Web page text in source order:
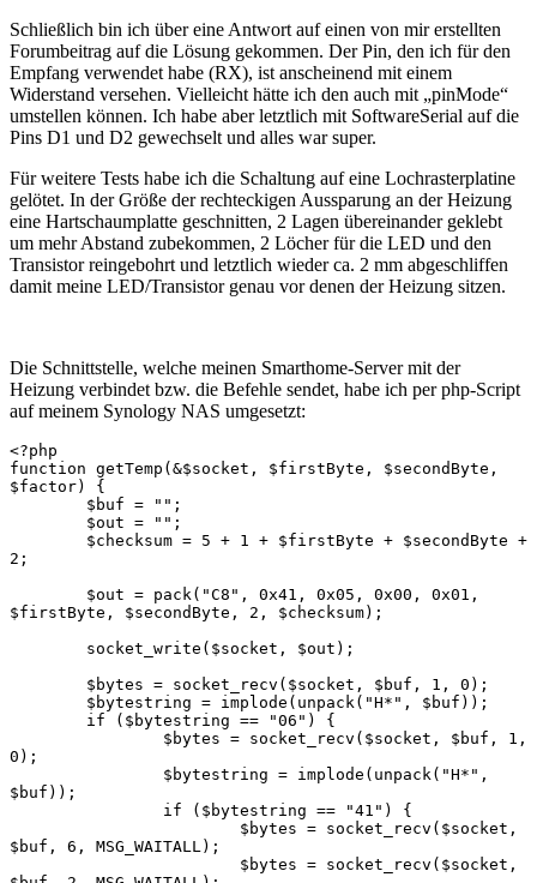
Schließlich bin ich über eine Antwort auf einen von mir erstellten
Forumbeitrag auf die Lösung gekommen. Der Pin, den ich für den
Empfang verwendet habe (RX), ist anscheinend mit einem
Widerstand versehen. Vielleicht hätte ich den auch mit „pinMode“
umstellen können. Ich habe aber letztlich mit SoftwareSerial auf die
Pins D1 und D2 gewechselt und alles war super.
Für weitere Tests habe ich die Schaltung auf eine Lochrasterplatine
gelötet. In der Größe der rechteckigen Aussparung an der Heizung
eine Hartschaumplatte geschnitten, 2 Lagen übereinander geklebt
um mehr Abstand zubekommen, 2 Löcher für die LED und den
Transistor reingebohrt und letztlich wieder ca. 2 mm abgeschliffen
damit meine LED/Transistor genau vor denen der Heizung sitzen.
Die Schnittstelle, welche meinen Smarthome-Server mit der
Heizung verbindet bzw. die Befehle sendet, habe ich per php-Script
auf meinem Synology NAS umgesetzt:
<?php
function getTemp(&$socket, $firstByte, $secondByte, $factor) {
	$buf = "";
	$out = "";
	$checksum = 5 + 1 + $firstByte + $secondByte + 2;

	$out = pack("C8", 0x41, 0x05, 0x00, 0x01, $firstByte, $secondByte, 2, $checksum);
		
	socket_write($socket, $out);
	
	$bytes = socket_recv($socket, $buf, 1, 0);
	$bytestring = implode(unpack("H*", $buf));
	if ($bytestring == "06") {
		$bytes = socket_recv($socket, $buf, 1, 0);
		$bytestring = implode(unpack("H*", $buf));
		if ($bytestring == "41") {
			$bytes = socket_recv($socket, $buf, 6, MSG_WAITALL);
			$bytes = socket_recv($socket, $buf, 2, MSG_WAITALL);
			$bytestring = implode(unpack("s*", $buf));
	
			socket_recv($socket, $buf, 1, 0);

			if ($factor !== 0) {
				return $bytestring/$factor;
			} else {
				return $bytestring;
			}

		} else {
			echo "Fehler keine Daten";
			return null;
		}
	} else {
		echo "Fehler Adresse ungültig, Antwort: ".$bytestring;
		return null;
	}

	resetConnection($socket);
	$buf ="";
}

function getValue(&$socket, $firstByte, $secondByte, $responseBytes, $factor) {
	$buf = "";
	$out = "";
	$checksum = 5 + 1 + $firstByte + $secondByte + $responseBytes;

	$out = pack("C8", 0x41, 0x05, 0x00, 0x01, $firstByte, $secondByte, $responseBytes, $checksum);
	
	socket_write($socket, $out);
	
	$bytes = socket_recv($socket, $buf, 1, 0);
	$bytestring = implode(unpack("H*", $buf));
	if ($bytestring == "06") {
		$bytes = socket_recv($socket, $buf, 1, 0);
		$bytestring = implode(unpack("H*", $buf));
		if ($bytestring == "41") {
			$bytes = socket_recv($socket, $buf, 6, MSG_WAITALL);
			$bytes = socket_recv($socket, $buf, $responseBytes, MSG_WAITALL);
			$bytestring = implode(unpack("v*", $buf));
			if ($responseBytes == 1) {
				$bytestring = implode(unpack("C", $buf));
			} else {
				$bytestring = implode(unpack("v*", $buf)); //experimentell
			}
	
			socket_recv($socket, $buf, 1, 0);

			if ($factor !== 0) {
				return $bytestring/$factor;
			} else {
				return $bytestring;
			}
			
		} else {
			echo "Fehler keine Daten";

			return null;
		}
	} else {
		echo "Fehler Adresse ungültig, Antwort: ".$bytestring;

		return null;
	}
	$buf ="";
}

function getString(&$socket, $firstByte, $secondByte, $responseBytes) {
	$buf = "";
	$out = "";
	$checksum = 5 + 1 + $firstByte + $secondByte + $responseBytes;

	$out = pack("C8", 0x41, 0x05, 0x00, 0x01, $firstByte, $secondByte, $responseBytes, $checksum);

	socket_write($socket, $out);
	
	$bytes = socket_recv($socket, $buf, 1, 0);
	$bytestring = implode(unpack("H*", $buf));
	if ($bytestring == "06") {
		$bytes = socket_recv($socket, $buf, 1, 0);
		$bytestring = implode(unpack("H*", $buf));
		if ($bytestring == "41") {
			$bytes = socket_recv($socket, $buf, 6, MSG_WAITALL);
			$bytes = socket_recv($socket, $buf, $responseBytes, MSG_WAITALL);

			$result = implode(unpack("H*", $buf));
			socket_recv($socket, $buf, 1, 0);

			return $result;
		} else {
			echo "Fehler: keine Daten, Antwort: ".$bytestring;
			return null;
		}
	} else {
		echo "Fehler: Adresse ungültig, Antwort: ".$bytestring;
		return null;
	}

	$buf ="";
}


function resetConnection(&$socket) {
	$out = pack("C", 0x04);
	socket_write($socket, $out);
	socket_recv($socket, $buf, 1, 0);
}

function initConnection(&$socket) {
	resetConnection($socket);
	$buf = "";
	$bytes = socket_recv($socket, $buf, 1, 0);
	$bytestring = implode(unpack("H*", $buf));
	
	if ($bytestring == "05") {
		$out = pack("C3", 0x16, 0x00, 0x00);
		socket_write($socket, $out);
		$bytes = socket_recv($socket, $buf, 1, 0);
		$bytestring = implode(unpack("H*", $buf));
		if ($bytestring == "06") {
			
		return true;
		}
	} else {
		echo "Fehler: Schnittstelle nicht bereit, Antwort: ".$bytestring;
		resetConnection($socket);
		return null;
	}
}

function getAußenTemp(&$socket) {
	return getTemp($socket, 0x08, 0x00, 10);
}
function getBetriebsstunden(&$socket) {
	return getValue($socket, 0x65, 0x68, 4, 3600);
}
function getAbgasTemp(&$socket) {
	return getTemp($socket, 0x08, 0x08, 10);
}
function getLadespeicherObenTemp(&$socket) {
	return getTemp($socket, 0x08, 0x12, 10);
}
function getLadespeicherUntenTemp(&$socket) {
	return getTemp($socket, 0x08, 0x14, 10);
}
function getKesselIstTemp(&$socket) {
	return getTemp($socket, 0x08, 0x02, 10);
}
function getKesselSollTemp(&$socket) {
	return getTemp($socket, 0x55, 0x5A, 10);
}
function getWarmwasserSollTemp(&$socket) {
	return getTemp($socket, 0x63, 0x00, 1);
}
function getWarmwasserIstTemp(&$socket) {
	return getTemp($socket, 0x08, 0x04, 10);
}
function getVorlaufSollTemp(&$socket) {
	return getTemp($socket, 0x35, 0x44, 10);
}
function getVorlaufTemp(&$socket) {
	return getTemp($socket, 0x39, 0x00, 10);
}
function getKollektorTemp(&$socket) {
	return getTemp($socket, 0x65, 0x64, 10);
}
function getSolarspeicherTemp(&$socket) {
	return getTemp($socket, 0x65, 0x66, 10);
}
function getNachladeunterdrueckung(&$socket) {
	return getValue($socket, 0x65, 0x51, 1, 1);
}
function getSolarPumpe(&$socket) {
	return getValue($socket, 0x65, 0x52, 1, 1);
}
function getWaermemenge(&$socket) {
	return getValue($socket, 0x65, 0x60, 4, 10);
}
function getSolarTagesertrag(&$socket) {
	return getValue($socket, 0xCF, 0x30, 4, 10);
}
function getSolarInfo(&$socket) {
	return getValue($socket, 0x77, 0x54, 1, 1);
}
function getSpeicherladepumpe(&$socket) {
	return getValue($socket, 0x65, 0x13, 1, 1);
}
function getBetriebsart(&$socket) {
	return getValue($socket, 0x33, 0x23, 1, 1);
}
function getSparbetrieb(&$socket) {
	return getValue($socket, 0x33, 0x02, 1, 1);
}
function getBrennerlaufzeit(&$socket) {
	return getValue($socket, 0x08, 0x86, 4, 3600);
}
function getBrennerstoerung(&$socket) {
	return getValue($socket, 0x08, 0x83, 1, 1);
}
function getBrennerstarts(&$socket) {
	return getValue($socket, 0x08, 0x8A, 4, 10);
}
function getBrennerstatus(&$socket) {
	return getValue($socket, 0xA3, 0x8F, 2, 1);
}
function getBrennerleistung(&$socket) {
	return getValue($socket, 0xA3, 0x8F, 1, 2);
}
function getFlamme(&$socket) {
	return getValue($socket, 0x55, 0xD3, 1, 1);
}
function getFlowSwitch(&$socket) {
	return getValue($socket, 0x08, 0x83, 1, 1);
}
function getUmschaltventil(&$socket) {
	return getValue($socket, 0x0A, 0x10, 1, 1);
}
function getUmwaelzpumpe(&$socket) {
	return getValue($socket, 0x76, 0x60, 1, 1);
}
function getHeizkreispumpe(&$socket) {
	return getValue($socket, 0x39, 0x06, 1, 1);
}
function getStatusStoerung(&$socket) {
	return getValue($socket, 0x0A, 0x82, 1, 1);
}
function getStoerungsmeldung1(&$socket) {
	$result = getString($socket, 0x75, 0x07, 9);
	$errorCode = substr($result,0,2);
	$datetime = date_create(substr($result,2,14));
	return date_format($datetime, "d.m.Y H:i:s").": ".getErrorMessage($errorCode);
}
function getStoerungsmeldung2(&$socket) {
	$result = getString($socket, 0x75, 0x10, 9);
	$errorCode = substr($result,0,2);
	$datetime = date_create(substr($result,2,14));
	return date_format($datetime, "d.m.Y H:i:s").": ".getErrorMessage($errorCode);
}
function getStoerungsmeldung3(&$socket) {
	$result = getString($socket, 0x75, 0x19, 9);
	$errorCode = substr($result,0,2);
	$datetime = date_create(substr($result,2,14));
	return date_format($datetime, "d.m.Y H:i:s").": ".getErrorMessage($errorCode);
}
function getStoerungsmeldung4(&$socket) {
	$result = getString($socket, 0x75, 0x22, 9);
	$errorCode = substr($result,0,2);
	$datetime = date_create(substr($result,2,14));
	return date_format($datetime, "d.m.Y H:i:s").": ".getErrorMessage($errorCode);
}
function getStoerungsmeldung5(&$socket) {
	$result = getString($socket, 0x75, 0x2B, 9);
	$errorCode = substr($result,0,2);
	$datetime = date_create(substr($result,2,14));
	return date_format($datetime, "d.m.Y H:i:s").": ".getErrorMessage($errorCode);
}
function getStoerungsmeldung6(&$socket) {
	$result = getString($socket, 0x75, 0x34, 9);
	$errorCode = substr($result,0,2);
	$datetime = date_create(substr($result,2,14));
	return date_format($datetime, "d.m.Y H:i:s").": ".getErrorMessage($errorCode);
}
function getStoerungsmeldung7(&$socket) {
	$result = getString($socket, 0x75, 0x3D, 9);
	$errorCode = substr($result,0,2);
	$datetime = date_create(substr($result,2,14));
	return date_format($datetime, "d.m.Y H:i:s").": ".getErrorMessage($errorCode);
}
function getStoerungsmeldung8(&$socket) {
	$result = getString($socket, 0x75, 0x46, 9);
	$errorCode = substr($result,0,2);
	$datetime = date_create(substr($result,2,14));
	return date_format($datetime, "d.m.Y H:i:s").": ".getErrorMessage($errorCode);
}
function getStoerungsmeldung9(&$socket) {
	$result = getString($socket, 0x75, 0x4F, 9);
	$errorCode = substr($result,0,2);
	$datetime = date_create(substr($result,2,14));
	return date_format($datetime, "d.m.Y H:i:s").": ".getErrorMessage($errorCode);
}
function getStoerungsmeldung10(&$socket) {
	$result = getString($socket, 0x75, 0x58, 9);
	$errorCode = substr($result,0,2);
	$datetime = date_create(substr($result,2,14));
	return date_format($datetime, "d.m.Y H:i:s").": ".getErrorMessage($errorCode);
}

function getErrorMessage($errorCode) {
	$messages = array("00" => "Regelbetrieb (kein Fehler)",
						"0F" => "Wartung (für Reset Codieradresse 24 auf 0 stellen)",
						"10" => "Kurzschluss Außentemperatursensor",
						"18" => "Unterbrechung Außentemperatursensor",
						"20" => "Kurzschluss Vorlauftemperatursensor",
						"21" => "Kurzschluss Rücklauftemperatursensor",
						"28" => "Unterbrechung Außentemperatursensor",
						"29" => "Unterbrechung Rücklauftemperatursensor",
						"30" => "Kurzschluss Kesseltemperatursensor",
						"38" => "Unterbrechung Kesseltemperatursensor",
						"40" => "Kurzschluss Vorlauftemperatursensor M2",
						"42" => "Unterbrechung Vorlauftemperatursensor M2",
						"50" => "Kurzschluss Speichertemperatursensor",
						"58" => "Unterbrechung Speichertemperatursensor",
						"92" => "Solar: Kurzschluss Kollektortemperatursensor",
						"93" => "Solar: Kurzschluss Sensor S3",
						"94" => "Solar: Kurzschluss Speichertemperatursensor",
						"9A" => "Solar: Un